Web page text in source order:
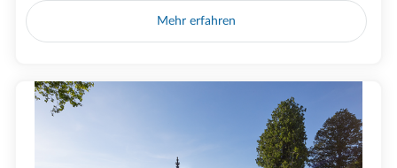
Mehr erfahren